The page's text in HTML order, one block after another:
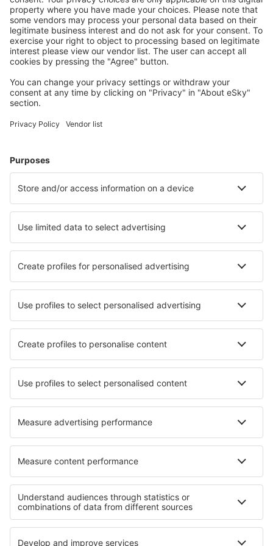
pohodlně
Naplánujte si cestu
Letenky
Ubytování
Let+Hotel
Hotely
Transfery
Sportovní události
Přečtěte si více
Garance nejnižší ceny
Mobilní aplikace
Letecké společnosti
Ryanair
Wizz Air
easyJet
Lufthansa
O eSky
Všeobecné podmínky
Moje rezervace
Politika ochrany soukromí
Podpora a kontakt